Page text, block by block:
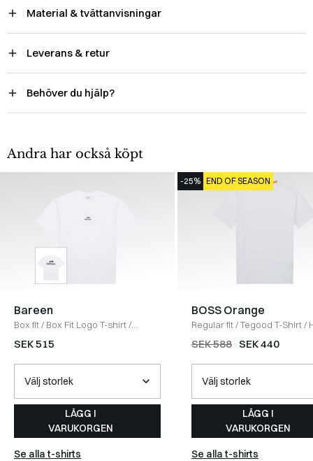
Material & tvättanvisningar
Leverans & retur
Behöver du hjälp?
Andra har också köpt
Bareen
Box fit/ Box Fit Logo T-shirt/
WHITE
SEK 515
LÄGG I
VARUKORGEN
Se alla t-shirts
-25% END OF SEASON
BOSS Orange
Regular fit/Tegood T-Shirt/
SEK 588 SEK 440
LÄGG I
VARUKORGEN
Se alla t-shirts